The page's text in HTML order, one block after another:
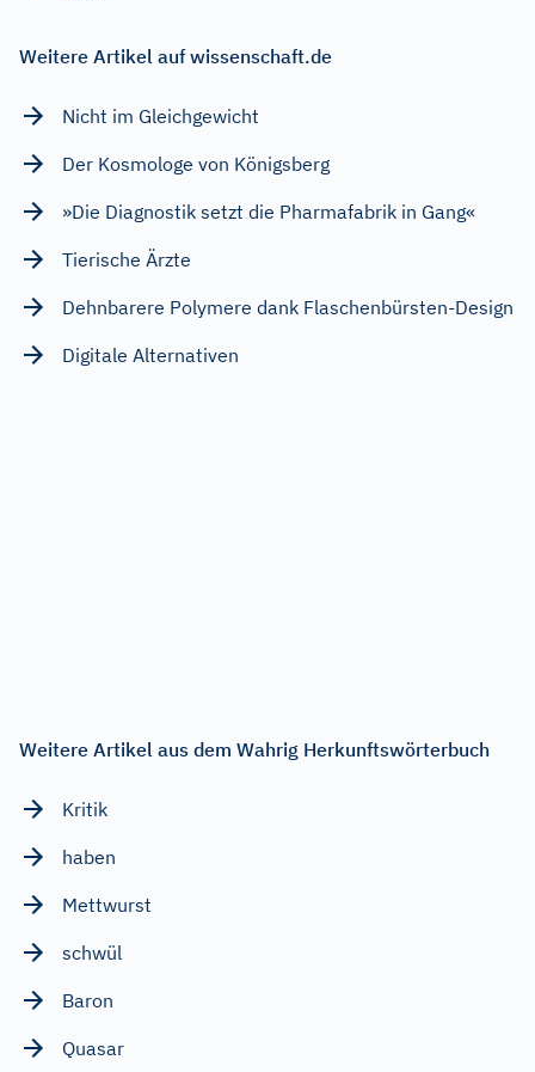
Weitere Artikel auf wissenschaft.de
Nicht im Gleichgewicht
Der Kosmologe von Königsberg
»Die Diagnostik setzt die Pharmafabrik in Gang«
Tierische Ärzte
Dehnbarere Polymere dank Flaschenbürsten-Design
Digitale Alternativen
Weitere Artikel aus dem Wahrig Herkunftswörterbuch
Kritik
haben
Mettwurst
schwül
Baron
Quasar